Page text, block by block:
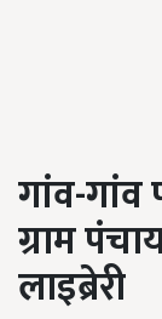
गांव-गांव
ग्राम
लाइब्रेरी